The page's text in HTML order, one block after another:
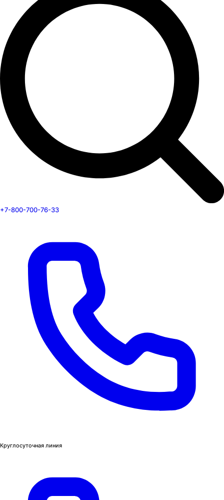
+7-800-700-76-33
Круглосуточная линия